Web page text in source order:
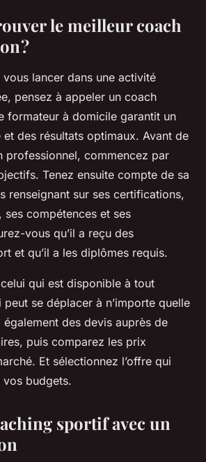
le meilleur coach
?
lancer dans une activité
pensez à appeler un coach
formateur à domicile garantit un
des résultats optimaux. Avant de
professionnel, commencez par
Tenez ensuite compte de sa
renseignant sur ses certifications,
ses compétences et ses
vous qu’il a reçu des
et qu’il a les diplômes requis.
qui est disponible à tout
se déplacer à n’importe quelle
également des devis auprès de
puis comparez les prix
Et sélectionnez l’offre qui
budgets.
sportif avec un